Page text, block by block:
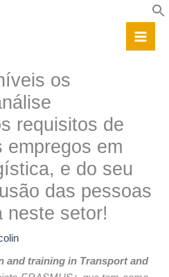
os
requisitos de
empregos em
e do seu
das pessoas
neste setor!
and training in Transport and